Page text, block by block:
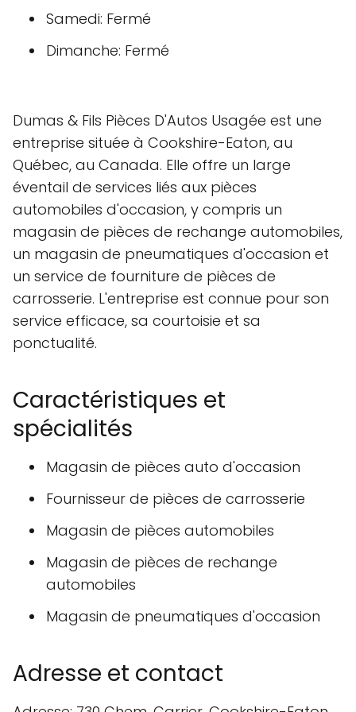
Samedi: Fermé
Dimanche: Fermé
Dumas & Fils Pièces D'Autos Usagée est une
entreprise située à Cookshire-Eaton, au
Québec, au Canada. Elle offre un large
éventail de services liés aux pièces
automobiles d'occasion, y compris un
magasin de pièces de rechange automobiles,
un magasin de pneumatiques d'occasion et
un service de fourniture de pièces de
carrosserie. L'entreprise est connue pour son
service efficace, sa courtoisie et sa
ponctualité.
Caractéristiques et
spécialités
Magasin de pièces auto d'occasion
Fournisseur de pièces de carrosserie
Magasin de pièces automobiles
Magasin de pièces de rechange
automobiles
Magasin de pneumatiques d'occasion
Adresse et contact